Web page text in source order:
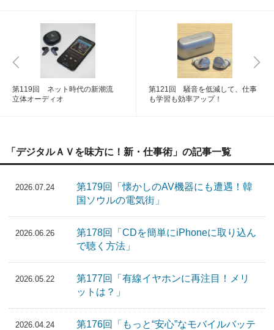
第119回 ネット時代の新潮流
立体オーディオ
第121回 騒音を低減して、仕事
も学習も効率アップ！
「デジタルＡＶを味方に！新・仕事術」の記事一覧
2026.07.24
第179回「懐かしのAV機器にも遭遇！韓
国ソウルの電気街」
2026.06.26
第178回「CDを簡単にiPhoneに取り込ん
で聴く方法」
2026.05.22
第177回「有線イヤホンに再注目！メリ
ットは？」
2026.04.24
第176回「もっと“安心”なモバイルバッテ